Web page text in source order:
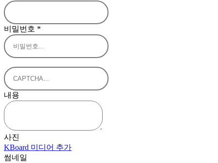
비밀번호 *
내용
사진
KBoard 미디어 추가
썸네일